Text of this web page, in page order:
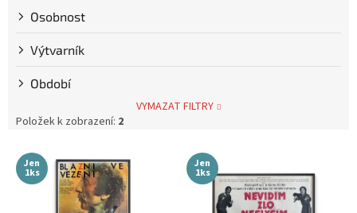
Bruce Willis
Steve McQueen
Julia Roberts 69
Osobnost
Výtvarník
Období
VYMAZAT FILTRY
Položek k zobrazení: 2
Jen
1ks
Jen
1ks